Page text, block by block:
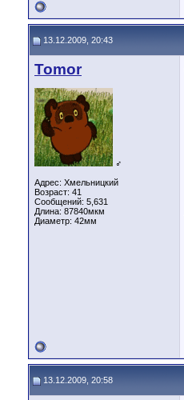
13.12.2009, 20:43
Tomor
♂
Адрес: Хмельницкий
Возраст: 41
Сообщений: 5,631
Длина: 87840мкм
Диаметр: 42мм
13.12.2009, 20:58